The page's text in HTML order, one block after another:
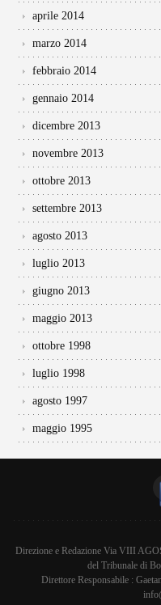
aprile 2014
marzo 2014
febbraio 2014
gennaio 2014
dicembre 2013
novembre 2013
ottobre 2013
settembre 2013
agosto 2013
luglio 2013
giugno 2013
maggio 2013
ottobre 1998
luglio 1998
agosto 1997
maggio 1995
Direzione e Redazione Via VIII
del Tribunale di
Direttore Responsabile :